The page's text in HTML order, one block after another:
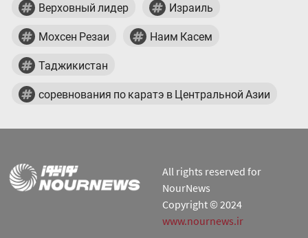
Верховный лидер Израиль
Мохсен Резаи Наим Касем
Таджикистан
соревнования по каратэ в Центральной Азии
All rights reserved for
NourNews
Copyright © 2024
www.nournews.ir